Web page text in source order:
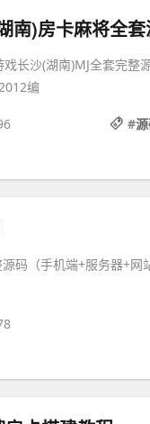
南)房卡麻将全
长沙(湖南)MJ全套完
编
#
码（手机端+服务器+